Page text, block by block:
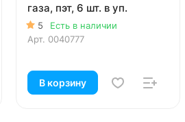
газа, пэт, 6 шт. в уп.
5
Есть в наличии
Арт. 0040777
В корзину